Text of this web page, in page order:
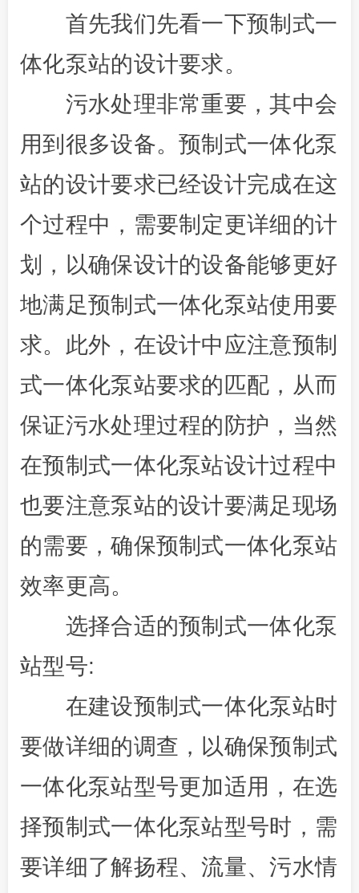
首先我们先看一下预制式一
体化泵站的设计要求。
污水处理非常重要，其中会
用到很多设备。预制式一体化泵
站的设计要求已经设计完成在这
个过程中，需要制定更详细的计
划，以确保设计的设备能够更好
地满足预制式一体化泵站使用要
求。此外，在设计中应注意预制
式一体化泵站要求的匹配，从而
保证污水处理过程的防护，当然
在预制式一体化泵站设计过程中
也要注意泵站的设计要满足现场
的需要，确保预制式一体化泵站
效率更高。
选择合适的预制式一体化泵
站型号:
在建设预制式一体化泵站时
要做详细的调查，以确保预制式
一体化泵站型号更加适用，在选
择预制式一体化泵站型号时，需
要详细了解扬程、流量、污水情